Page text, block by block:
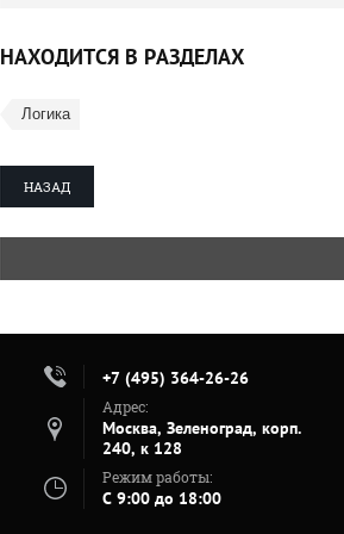
НАХОДИТСЯ В РАЗДЕЛАХ
Логика
НАЗАД
+7 (495) 364-26-26
Адрес:
Москва, Зеленоград, корп.
240, к 128
Режим работы:
C 9:00 до 18:00